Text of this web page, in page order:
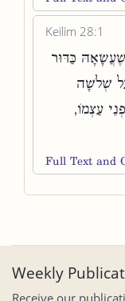
Keilim 28:1
כַּדּוּר
שְׁלֹשָׁה
עַצְמוֹ,
Full Text and
Weekly
Receive our